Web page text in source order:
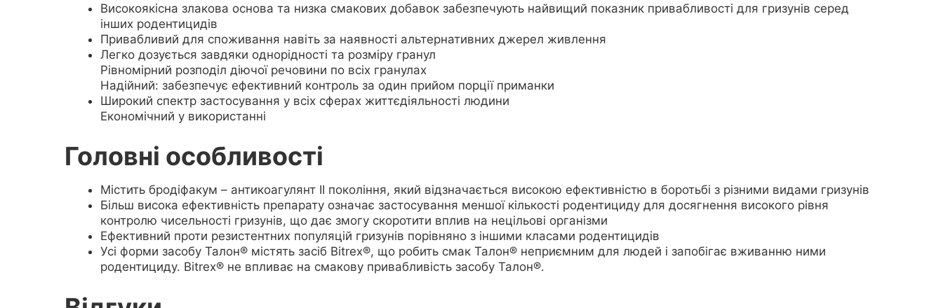
Високоякісна злакова основа та низка смакових добавок забезпечують найвищий показник привабливості для гризунів серед
інших родентицидів
Привабливий для споживання навіть за наявності альтернативних джерел живлення
Легко дозується завдяки однорідності та розміру гранул
Рівномірний розподіл діючої речовини по всіх гранулах
Надійний: забезпечує ефективний контроль за один прийом порції приманки
Широкий спектр застосування у всіх сферах життєдіяльності людини
Економічний у використанні
Головні особливості
Містить бродіфакум – антикоагулянт II покоління, який відзначається високою ефективністю в боротьбі з різними видами гризунів
Більш висока ефективність препарату означає застосування меншої кількості родентициду для досягнення високого рівня
контролю чисельності гризунів, що дає змогу скоротити вплив на нецільові організми
Ефективний проти резистентних популяцій гризунів порівняно з іншими класами родентицидів
Усі форми засобу Талон® містять засіб Bitrex®, що робить смак Талон® неприємним для людей і запобігає вживанню ними
родентициду. Bitrex® не впливає на смакову привабливість засобу Талон®.